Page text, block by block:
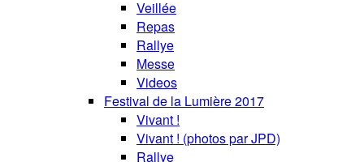
Veillée
Repas
Rallye
Messe
Videos
Festival de la Lumière 2017
Vivant !
Vivant ! (photos par JPD)
Rallye